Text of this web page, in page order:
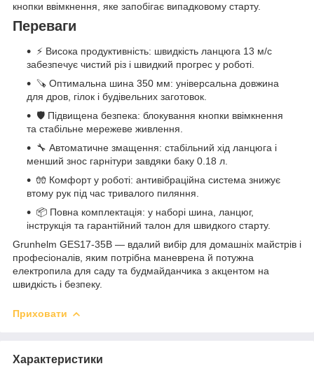
кнопки ввімкнення, яке запобігає випадковому старту.
Переваги
⚡ Висока продуктивність: швидкість ланцюга 13 м/с
забезпечує чистий різ і швидкий прогрес у роботі.
🪚 Оптимальна шина 350 мм: універсальна довжина
для дров, гілок і будівельних заготовок.
🛡️ Підвищена безпека: блокування кнопки ввімкнення
та стабільне мережеве живлення.
🔧 Автоматичне змащення: стабільний хід ланцюга і
менший знос гарнітури завдяки баку 0.18 л.
🧤 Комфорт у роботі: антивібраційна система знижує
втому рук під час тривалого пиляння.
📦 Повна комплектація: у наборі шина, ланцюг,
інструкція та гарантійний талон для швидкого старту.
Grunhelm GES17-35B — вдалий вибір для домашніх майстрів і
професіоналів, яким потрібна маневрена й потужна
електропила для саду та будмайданчика з акцентом на
швидкість і безпеку.
Приховати
Характеристики